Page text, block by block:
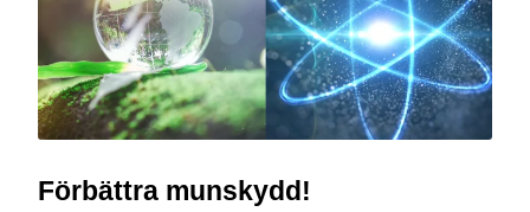
Förbättra munskydd!